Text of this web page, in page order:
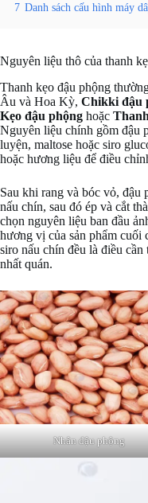
7 Danh sách cấu hình máy
Nguyên liệu thô của thanh
Thanh kẹo đậu phộng
Âu và Hoa Kỳ, Chikki đậu
Kẹo đậu phộng hoặc
Nguyên liệu chính gồm đậu
luyện, maltose hoặc siro
hoặc hương liệu để điều
Sau khi rang và bóc vỏ, đậu
nấu chín, sau đó ép và cắt
chọn nguyên liệu ban đầu
hương vị của sản phẩm
siro nấu chín đều là điều
nhất quán.
Nhân đậu phộng